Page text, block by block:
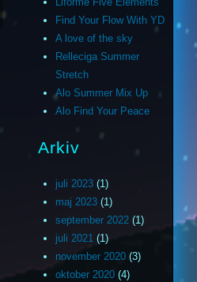
Find Your Flow With YD
A love of the sky
Relleciga Summer
Stretch
Alo Summer Mix Up
Alo Find Your Peace
Arkiv
juli 2023 (1)
maj 2023 (1)
september 2022 (1)
juli 2021 (1)
november 2020 (3)
oktober 2020 (4)